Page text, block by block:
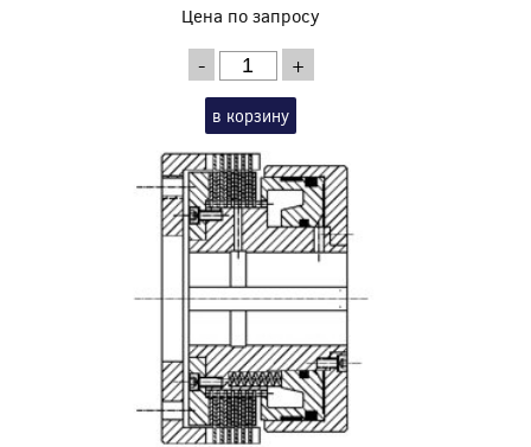
Цена по запросу
- +
в корзину